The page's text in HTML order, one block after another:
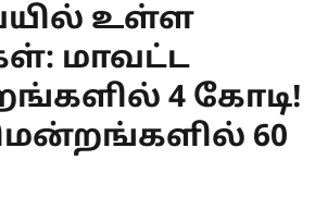
உள்ள
மாவட்ட
4 கோடி!
60